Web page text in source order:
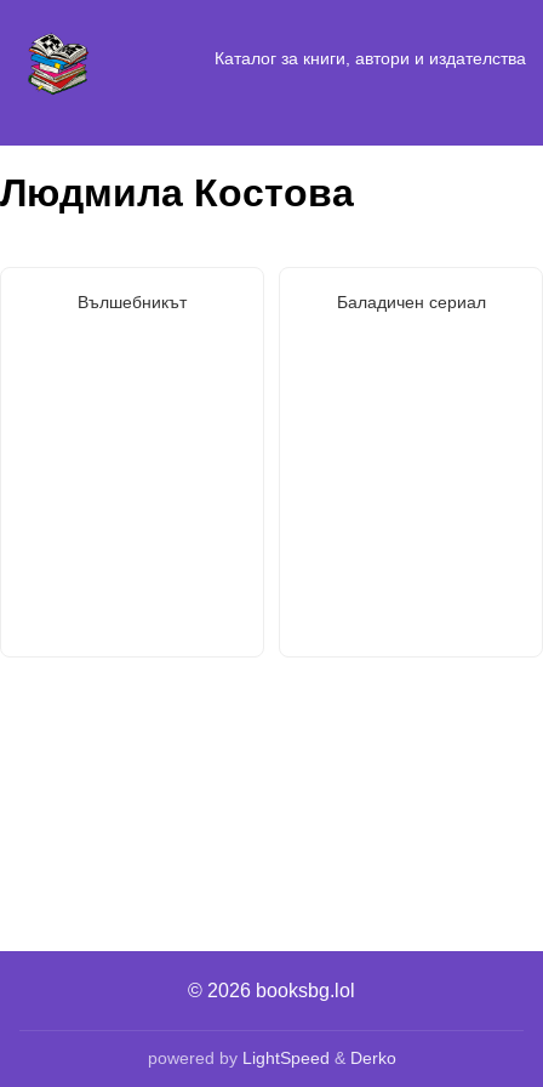
Каталог за книги, автори и издателства
Людмила Костова
Вълшебникът Баладичен сериал
© 2026 booksbg.lol
powered by LightSpeed & Derko